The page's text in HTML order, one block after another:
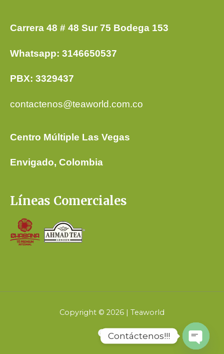
Carrera 48 # 48 Sur 75 Bodega 153
Whatsapp: 3146650537
PBX: 3329437
contactenos@teaworld.com.co
Centro Múltiple Las Vegas
Envigado, Colombia
Líneas Comerciales
Copyright © 2026 | Teaworld
Contáctenos!!!